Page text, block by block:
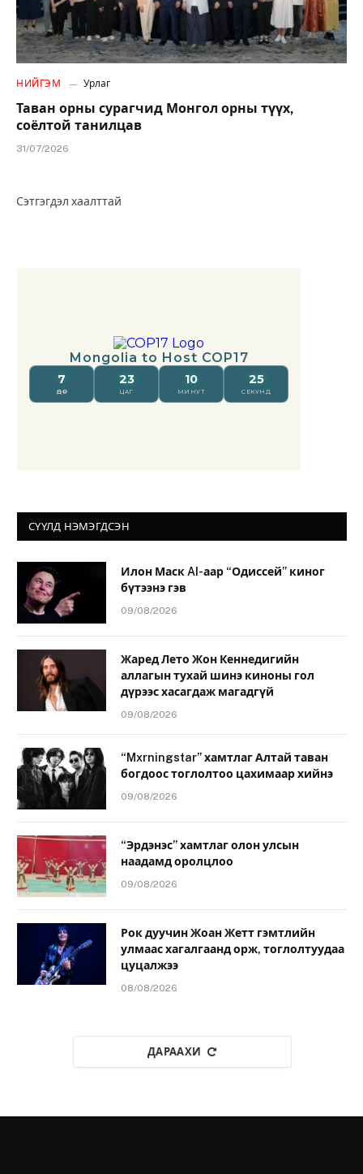
НИЙГЭМ Урлаг
Таван орны сурагчид Монгол орны түүх,
соёлтой танилцав
31/07/2026
Сэтгэгдэл хаалттай
СҮҮЛД НЭМЭГДСЭН
Илон Маск AI-аар “Одиссей” киног
бүтээнэ гэв
09/08/2026
Жаред Лето Жон Кеннедигийн
аллагын тухай шинэ киноны гол
дүрээс хасагдаж магадгүй
09/08/2026
“Mxrningstar” хамтлаг Алтай таван
богдоос тоглолтоо цахимаар хийнэ
09/08/2026
“Эрдэнэс” хамтлаг олон улсын
наадамд оролцлоо
09/08/2026
Рок дуучин Жоан Жетт гэмтлийн
улмаас хагалгаанд орж, тоглолтуудаа
цуцалжээ
08/08/2026
ДАРААХИ